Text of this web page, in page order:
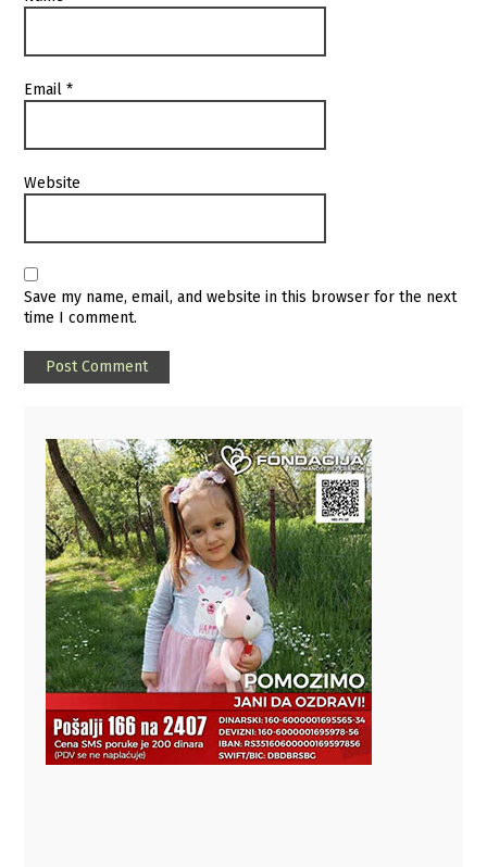
Email*
Website
Save my name, email, and website in this browser for the next
time I comment.